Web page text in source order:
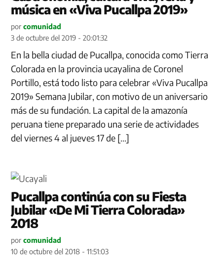
música en «Viva Pucallpa 2019»
por comunidad
3 de octubre del 2019 - 20:01:32
En la bella ciudad de Pucallpa, conocida como Tierra
Colorada en la provincia ucayalina de Coronel
Portillo, está todo listo para celebrar «Viva Pucallpa
2019» Semana Jubilar, con motivo de un aniversario
más de su fundación. La capital de la amazonía
peruana tiene preparado una serie de actividades
del viernes 4 al jueves 17 de […]
Pucallpa continúa con su Fiesta
Jubilar «De Mi Tierra Colorada»
2018
por comunidad
10 de octubre del 2018 - 11:51:03